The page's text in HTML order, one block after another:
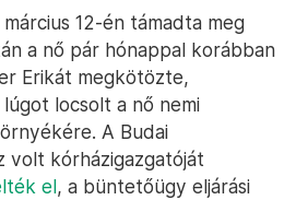
12-én támadta meg
a nő pár hónappal korábban
Erikát megkötözte,
locsolt a nő nemi
A Budai
volt kórházigazgatóját
el, a büntetőügy eljárási